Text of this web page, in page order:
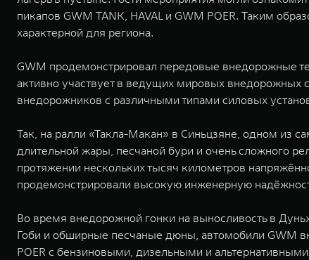
пикапов GWM TANK, HAVAL и GWM POER. Таким
характерной для региона.
GWM продемонстрировал передовые внедорожные
активно участвует в ведущих мировых внедорожных
внедорожников с различными типами силовых
Так, на ралли «Такла-Макан» в Синьцзяне, одном из
длительной жары, песчаной бури и очень сложного
протяжении нескольких тысяч километров
продемонстрировали высокую инженерную
Во время внедорожной гонки на выносливость в
Гоби и обширные песчаные дюны, автомобили GWM
POER с бензиновыми, дизельными и